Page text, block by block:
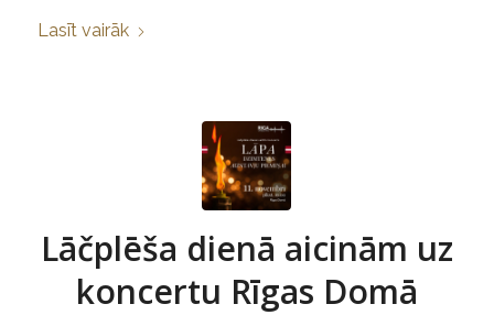
Lasīt vairāk
Lāčplēša dienā aicinām uz
koncertu Rīgas Domā